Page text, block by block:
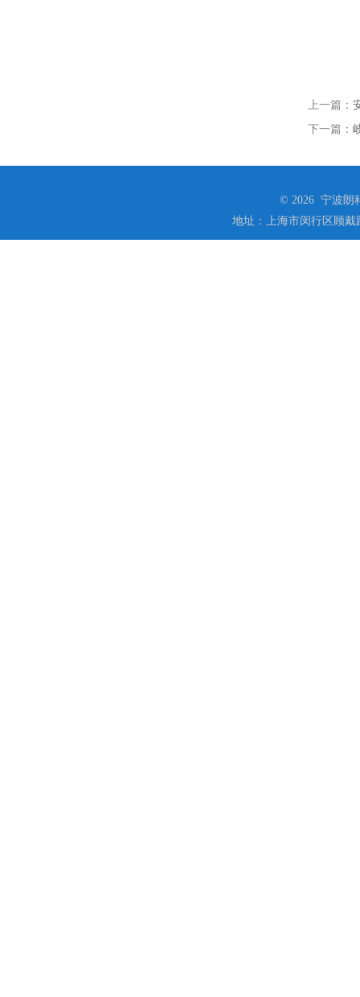
上一篇：
下一篇：
© 2026 宁波朗
地址：上海市闵行区顾